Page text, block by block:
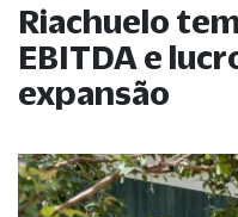
Riachuelo
EBITDA e
expansão